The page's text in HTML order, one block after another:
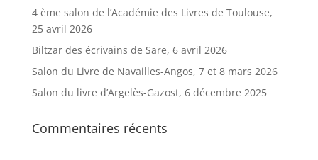
4 ème salon de l’Académie des Livres de Toulouse,
25 avril 2026
Biltzar des écrivains de Sare, 6 avril 2026
Salon du Livre de Navailles-Angos, 7 et 8 mars 2026
Salon du livre d’Argelès-Gazost, 6 décembre 2025
Commentaires récents